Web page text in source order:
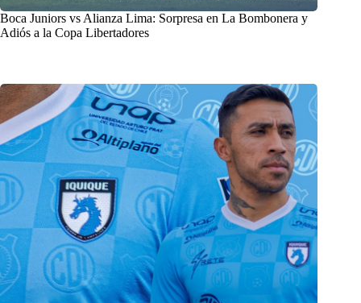
Boca Juniors vs Alianza Lima: Sorpresa en La Bombonera y
Adiós a la Copa Libertadores